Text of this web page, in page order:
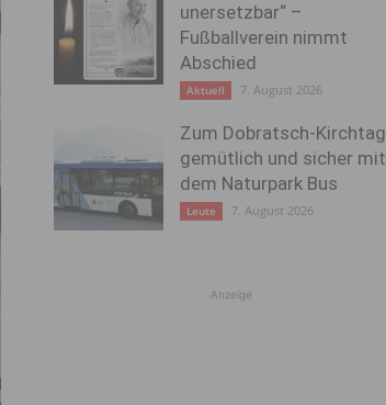
unersetzbar“ –
Fußballverein nimmt
Abschied
Aktuell 7. August 2026
Zum Dobratsch-Kirchtag
gemütlich und sicher mit
dem Naturpark Bus
Leute 7. August 2026
Anzeige